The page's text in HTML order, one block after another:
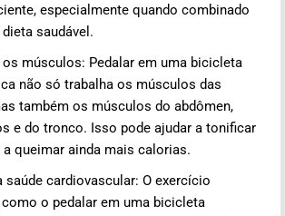
especialmente quando combinado
saudável.
os músculos: Pedalar em uma bicicleta
não só trabalha os músculos das
também os músculos do abdômen,
e do tronco. Isso pode ajudar a tonificar
queimar ainda mais calorias.
saúde cardiovascular: O exercício
o pedalar em uma bicicleta